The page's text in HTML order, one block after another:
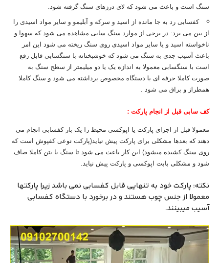
سنگ است و باعث می شود که لای درزهای سنگ گرفته شود.
کفسابی رد به جا مانده از اسید و سرکه و آبلیمو و سایر مواد اسیدی را
از بین می برد: در برخی از موارد سنگ سابی مشاهده می شود که سهوا و
ناخواسته اسید و یا سایر مواد اسیدی روی سنگ ریخته می شود این امر
باعث آسیب جدی به سنگ می شود که خوشبختانه با سنگسابی قابل رفع
است با سنگسابی معمولا به اندازه یک یا دو میلیمتر از سطح سنگ به
صورت کاملا حرفه ای با دستگاه مخصوص برداشته می شود و سنگ کاملا
همطراز و براق می شود .
کف سابی قبل از انجام پارکت :
معمولا قبل از اجرای پارکت یا اپوکسی محیط را یک بار کفسابی انجام می
دهند که بعدها مشکلی برای پارکت پیش نیاید(پارکت نوعی کفپوش است که
روی سنگ کشیده میشود) این کار باعث می شود تا سنگ یا بتن کاملا صاف
شود و مشکلی بابت اپوکسی و پارکت پیش نیاید.
نکته: پارکت خود به تنهایی قابل کفسابی نمی باشد زیرا پارکتها
معمولا از جنس چوب هستند و در برخورد با دستگاه کفسابی
آسیب میبینند.